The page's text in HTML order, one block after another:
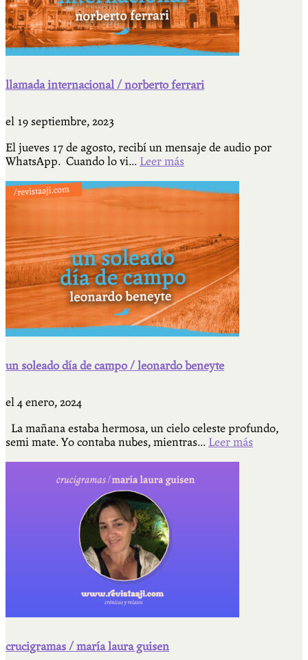
llamada internacional / norberto ferrari
el 19 septiembre, 2023
El jueves 17 de agosto, recibí un mensaje de audio por
WhatsApp. Cuando lo vi... Leer más
un soleado día de campo / leonardo beneyte
el 4 enero, 2024
La mañana estaba hermosa, un cielo celeste profundo,
semi mate. Yo contaba nubes, mientras... Leer más
crucigramas / maría laura guisen